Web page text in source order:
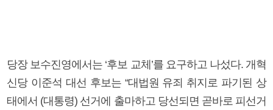
당장 보수진영에서는 ‘후보 교체’를 요구하고 나섰다. 개혁
신당 이준석 대선 후보는 “대법원 유죄 취지로 파기된 상
태에서 (대통령) 선거에 출마하고 당선되면 곧바로 피선거